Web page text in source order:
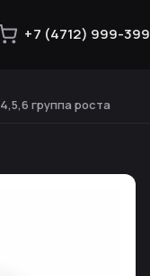
+7 (4712) 999-399
группа роста